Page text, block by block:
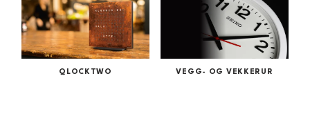
QLOCKTWO VEGG- OG VEKKERUR